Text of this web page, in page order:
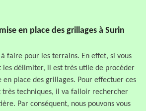
en place des grillages à Surin
faire pour les terrains. En effet, si vous
les délimiter, il est très utile de procéder
en place des grillages. Pour effectuer ces
très techniques, il va falloir rechercher
Par conséquent, nous pouvons vous